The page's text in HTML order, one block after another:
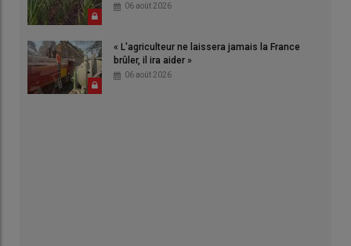
06 août 2026
« L'agriculteur ne laissera jamais la France
brûler, il ira aider »
06 août 2026